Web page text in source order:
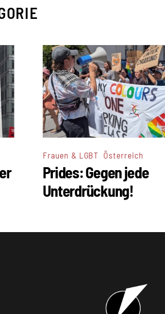
Frauen & LGBT Österreich
Prides: Gegen jede
Unterdrückung!